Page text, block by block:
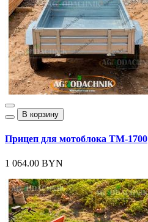
В корзину
Прицеп для мотоблока ТМ-1700
1 064.00 BYN